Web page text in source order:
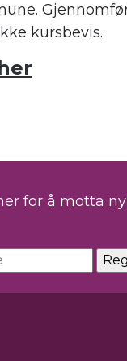
kursbevis.
for å motta